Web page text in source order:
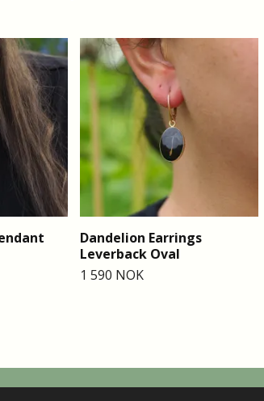
Dandelion Earrings
Leverback Oval
1 590 NOK